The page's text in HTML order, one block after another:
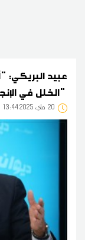
الخلل في الإنجاز"
20 13:44 2025 ماي